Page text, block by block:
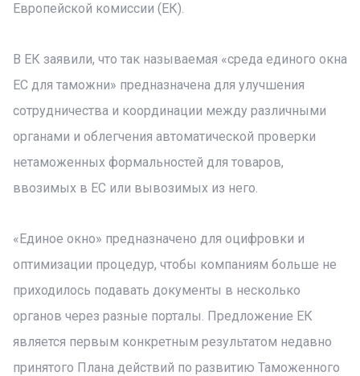
Европейской комиссии (ЕК).
В ЕК заявили, что так называемая «среда единого окна
ЕС для таможни» предназначена для улучшения
сотрудничества и координации между различными
органами и облегчения автоматической проверки
нетаможенных формальностей для товаров,
ввозимых в ЕС или вывозимых из него.
«Единое окно» предназначено для оцифровки и
оптимизации процедур, чтобы компаниям больше не
приходилось подавать документы в несколько
органов через разные порталы. Предложение ЕК
является первым конкретным результатом недавно
принятого Плана действий по развитию Таможенного